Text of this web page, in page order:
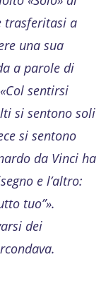
trasferitasi a
una sua
a parole di
sentirsi
si sentono soli
si sentono
da Vinci ha
e l’altro:
tuo”».
dei